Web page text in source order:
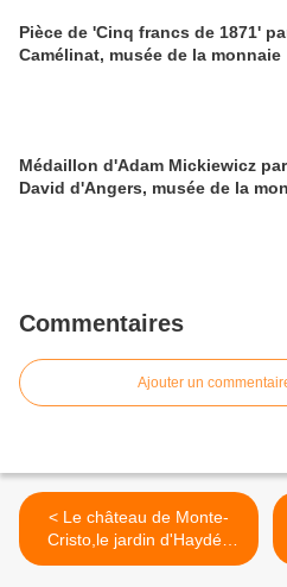
Pièce de 'Cinq francs de 1871'
Camélinat, musée de la monnaie
Médaillon d'Adam Mickiewicz par
David d'Angers, musée de la
Commentaires
Ajouter un
< Le château de Monte-
Cristo,le jardin d'Haydée
dans le parc